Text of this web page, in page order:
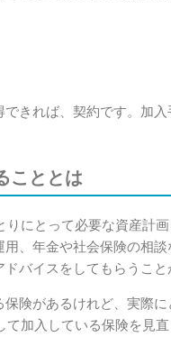
きれば、契約です。加
こととは
りにとって必要な資産計
用、年金や社会保険の相
バイスをしてもらうこと
険があるけれど、実際
て加入している保険を見